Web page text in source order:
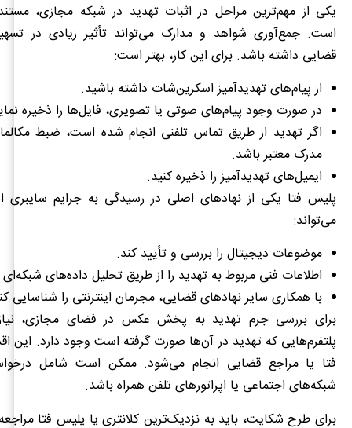
یکی از مهم‌ترین مراحل در اثبات تهدید در شبکه مجازی،
است. جمع‌آوری شواهد و مدارک می‌تواند تأثیر زیادی در
قضایی داشته باشد. برای این کار، بهتر است:
از پیام‌های تهدیدآمیز اسکرین‌شات داشته باشید.
در صورت وجود پیام‌های صوتی یا تصویری، فایل‌ها را ذخیره
اگر تهدید از طریق تماس تلفنی انجام شده است، ضبط
مدرک معتبر باشد.
ایمیل‌های تهدیدآمیز را ذخیره کنید.
پلیس فتا یکی از نهادهای اصلی در رسیدگی به جرایم
می‌تواند:
موضوعات دیجیتال را بررسی و تأیید کند.
اطلاعات فنی مربوط به تهدید را از طریق تحلیل داده‌های شبکه‌ای
با همکاری سایر نهادهای قضایی، مجرمان اینترنتی را شناسایی
برای بررسی جرم تهدید به پخش عکس در فضای مجازی، نیاز
پلتفرم‌هایی که تهدید در آن‌ها صورت گرفته است وجود دارد. این
فتا یا مراجع قضایی انجام می‌شود. ممکن است شامل
شبکه‌های اجتماعی یا اپراتورهای تلفن همراه باشد.
برای طرح شکایت، باید به نزدیک‌ترین کلانتری یا پلیس فتا